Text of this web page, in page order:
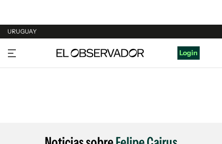
URUGUAY
URUGUAY
ARGENTINA
Login